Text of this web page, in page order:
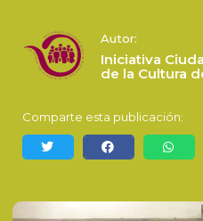
Autor:
Iniciativa
de la Cultura
Comparte esta publicación: